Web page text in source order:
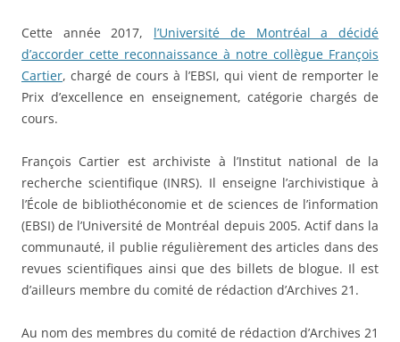
Cette année 2017, l’Université de Montréal a décidé
d’accorder cette reconnaissance à notre collègue François
Cartier, chargé de cours à l’EBSI, qui vient de remporter le
Prix d’excellence en enseignement, catégorie chargés de
cours.
François Cartier est archiviste à l’Institut national de la
recherche scientifique (INRS). Il enseigne l’archivistique à
l’École de bibliothéconomie et de sciences de l’information
(EBSI) de l’Université de Montréal depuis 2005. Actif dans la
communauté, il publie régulièrement des articles dans des
revues scientifiques ainsi que des billets de blogue. Il est
d’ailleurs membre du comité de rédaction d’Archives 21.
Au nom des membres du comité de rédaction d’Archives 21